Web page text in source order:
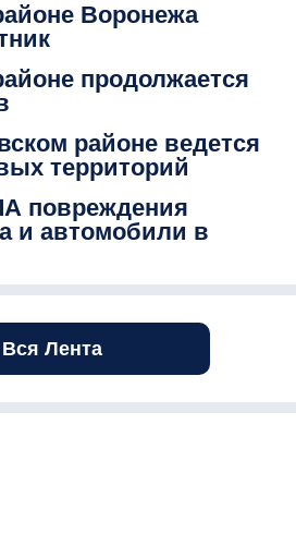
Воронежа
продолжается
районе ведется
территорий
повреждения
и автомобили в
Вся Лента